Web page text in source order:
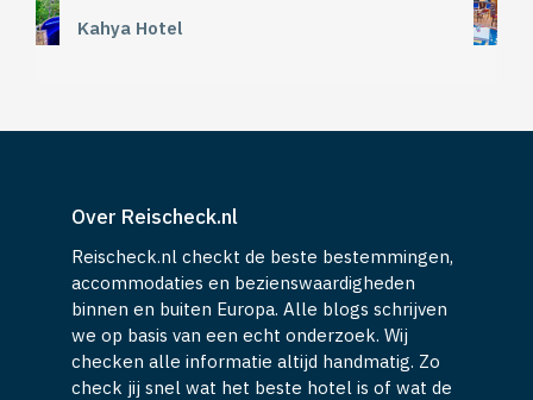
Kahya Hotel
Over Reischeck.nl
Reischeck.nl checkt de beste bestemmingen,
accommodaties en bezienswaardigheden
binnen en buiten Europa. Alle blogs schrijven
we op basis van een echt onderzoek. Wij
checken alle informatie altijd handmatig. Zo
check jij snel wat het beste hotel is of wat de